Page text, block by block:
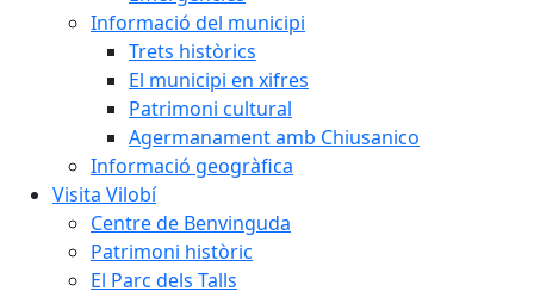
Informació del municipi
Trets històrics
El municipi en xifres
Patrimoni cultural
Agermanament amb Chiusanico
Informació geogràfica
Visita Vilobí
Centre de Benvinguda
Patrimoni històric
El Parc dels Talls